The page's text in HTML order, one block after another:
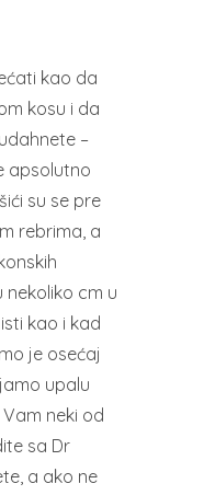
kao da
kosu i da
–
apsolutno
su se pre
rebrima, a
nekoliko cm u
kao i kad
je osećaj
upalu
neki od
sa Dr
a ako ne